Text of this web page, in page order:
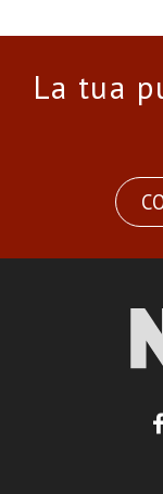
La tua